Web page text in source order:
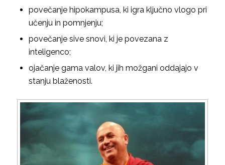
povečanje hipokampusa, ki igra ključno vlogo pri
učenju in pomnjenju;
povečanje sive snovi, ki je povezana z
inteligenco;
ojačanje gama valov, ki jih možgani oddajajo v
stanju blaženosti.